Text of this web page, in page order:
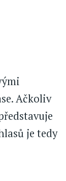
Ačkoliv
je tedy